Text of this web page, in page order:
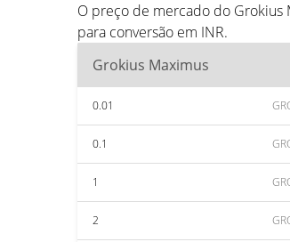
O preço de mercado do Grokius
para conversão em INR.
Grokius Maximus
0.01
0.1
1
2